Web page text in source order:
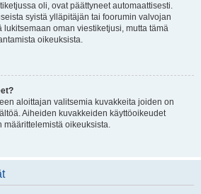
oli, ovat päättyneet automaattisesti.
syistä ylläpitäjän tai foorumin valvojan
lukitsemaan oman viestiketjusi, mutta tämä
oikeuksista.
aloittajan valitsemia kuvakkeita joiden on
Aiheiden kuvakkeiden käyttöoikeudet
oikeuksista.